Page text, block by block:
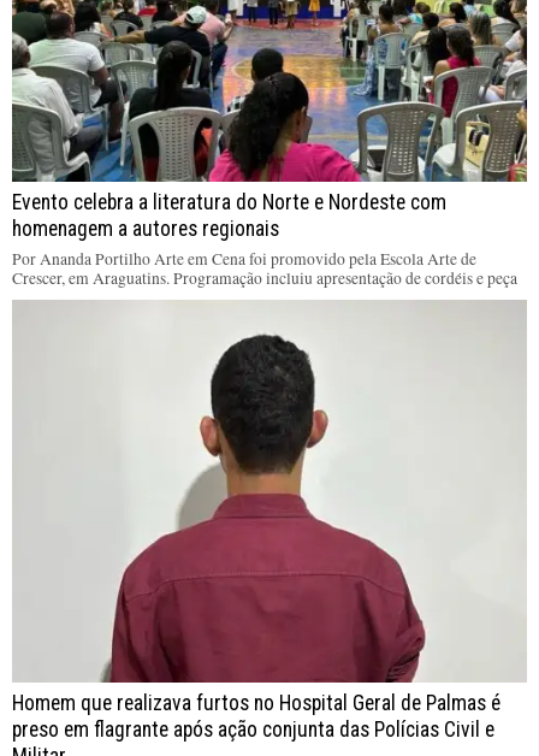
Evento celebra a literatura do Norte e Nordeste com
homenagem a autores regionais
Por Ananda Portilho Arte em Cena foi promovido pela Escola Arte de
Crescer, em Araguatins. Programação incluiu apresentação de cordéis e peça
Homem que realizava furtos no Hospital Geral de Palmas é
preso em flagrante após ação conjunta das Polícias Civil e